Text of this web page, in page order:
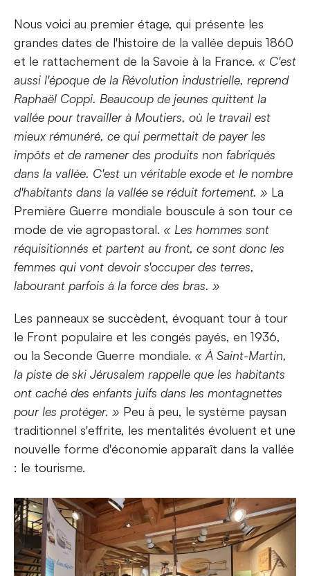
Nous voici au premier étage, qui présente les
grandes dates de l'histoire de la vallée depuis 1860
et le rattachement de la Savoie à la France. « C'est
aussi l'époque de la Révolution industrielle, reprend
Raphaël Coppi. Beaucoup de jeunes quittent la
vallée pour travailler à Moutiers, où le travail est
mieux rémunéré, ce qui permettait de payer les
impôts et de ramener des produits non fabriqués
dans la vallée. C'est un véritable exode et le nombre
d'habitants dans la vallée se réduit fortement. » La
Première Guerre mondiale bouscule à son tour ce
mode de vie agropastoral. « Les hommes sont
réquisitionnés et partent au front, ce sont donc les
femmes qui vont devoir s'occuper des terres,
labourant parfois à la force des bras. »
Les panneaux se succèdent, évoquant tour à tour
le Front populaire et les congés payés, en 1936,
ou la Seconde Guerre mondiale. « À Saint-Martin,
la piste de ski Jérusalem rappelle que les habitants
ont caché des enfants juifs dans les montagnettes
pour les protéger. » Peu à peu, le système paysan
traditionnel s'effrite, les mentalités évoluent et une
nouvelle forme d'économie apparaît dans la vallée
: le tourisme.